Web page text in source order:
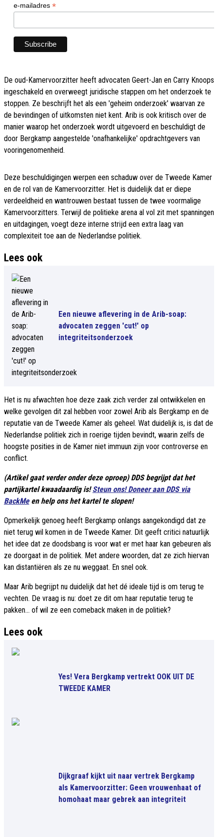
e-mailadres *
De oud-Kamervoorzitter heeft advocaten Geert-Jan en Carry Knoops
ingeschakeld en overweegt juridische stappen om het onderzoek te
stoppen. Ze beschrijft het als een 'geheim onderzoek' waarvan ze
de bevindingen of uitkomsten niet kent. Arib is ook kritisch over de
manier waarop het onderzoek wordt uitgevoerd en beschuldigt de
door Bergkamp aangestelde 'onafhankelijke' opdrachtgevers van
vooringenomenheid.
Deze beschuldigingen werpen een schaduw over de Tweede Kamer
en de rol van de Kamervoorzitter. Het is duidelijk dat er diepe
verdeeldheid en wantrouwen bestaat tussen de twee voormalige
Kamervoorzitters. Terwijl de politieke arena al vol zit met spanningen
en uitdagingen, voegt deze interne strijd een extra laag van
complexiteit toe aan de Nederlandse politiek.
Lees ook
Een nieuwe aflevering in de Arib-soap:
advocaten zeggen 'cut!' op
integriteitsonderzoek
Het is nu afwachten hoe deze zaak zich verder zal ontwikkelen en
welke gevolgen dit zal hebben voor zowel Arib als Bergkamp en de
reputatie van de Tweede Kamer als geheel. Wat duidelijk is, is dat de
Nederlandse politiek zich in roerige tijden bevindt, waarin zelfs de
hoogste posities in de Kamer niet immuun zijn voor controverse en
conflict.
(Artikel gaat verder onder deze oproep) DDS begrijpt dat het
partijkartel kwaadaardig is!Steun ons! Doneer aan DDS via
BackMeen help ons het kartel te slopen!
Opmerkelijk genoeg heeft Bergkamp onlangs aangekondigd dat ze
niet terug wil komen in de Tweede Kamer. Dit geeft critici natuurlijk
het idee dat ze doodsbang is voor wat er met haar kan gebeuren als
ze doorgaat in de politiek. Met andere woorden, dat ze zich hiervan
kan distantiëren als ze nu weggaat. En snel ook.
Maar Arib begrijpt nu duidelijk dat het dé ideale tijd is om terug te
vechten. De vraag is nu: doet ze dit om haar reputatie terug te
pakken... of wil ze een comeback maken in de politiek?
Lees ook
Yes! Vera Bergkamp vertrekt OOK UIT DE
TWEEDE KAMER
Dijkgraaf kijkt uit naar vertrek Bergkamp
als Kamervoorzitter: Geen vrouwenhaat of
homohaat maar gebrek aan integriteit